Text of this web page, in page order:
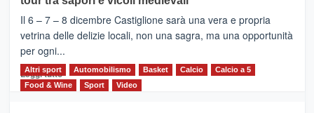
ALCANTARA
–
Vivicittà,
alla
scoperta
del
territorio,
Il 6 – 7 – 8 dicembre Castiglione sarà una vera e propria
vetrina delle delizie locali, non una sagra, ma una opportunità
per ogni...
Leggi tuttoLeggi
di
Altri sport Automobilismo Basket Calcio
Calcio a 5
Food & Wine
Sport Video